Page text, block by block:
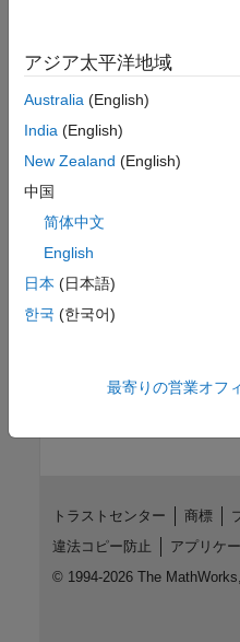
HDL Coder™ を使用し
コードを生成します。
バージョン履歴
参考
storedInteger
uint64
アジア太平洋地域
Australia (English)
India (English)
New Zealand (English)
中国
简体中文
English
日本 (日本語)
한국 (한국어)
最寄りの営業オフ
トラストセンター 商標
違法コピー防止
アプリケ
© 1994-2026 The